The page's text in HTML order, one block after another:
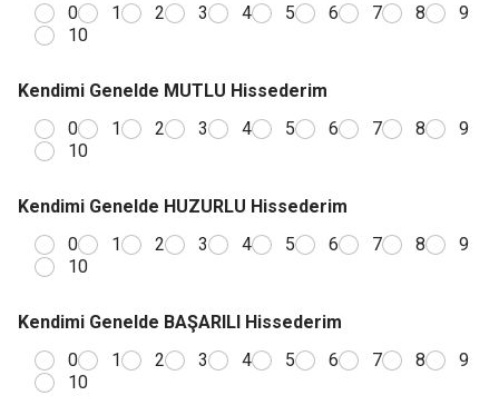
0
1 2 3 4 5 6 7 8
9
10
Kendimi Genelde MUTLU Hissederim
0
1 2 3 4 5 6 7 8
9
10
Kendimi Genelde HUZURLU Hissederim
0
1 2 3 4 5 6 7 8
9
10
Kendimi Genelde BAŞARILI Hissederim
0
1 2 3 4 5 6 7 8
9
10